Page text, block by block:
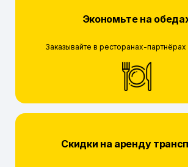
Экономьте на
Заказывайте в ресторанах-партнёрах
Скидки на аренду